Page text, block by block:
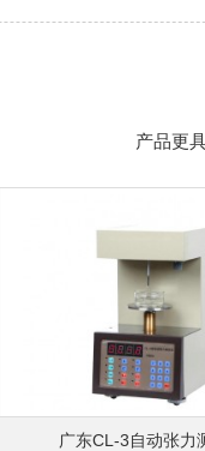
产品更
广东CL-3自动张力